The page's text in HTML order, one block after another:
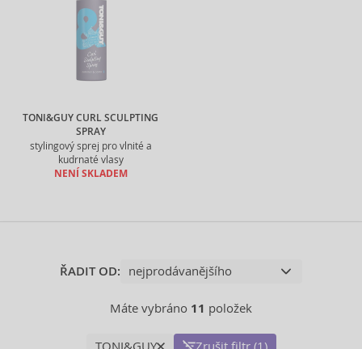
TONI&GUY CURL SCULPTING
SPRAY
stylingový sprej pro vlnité a
kudrnaté vlasy
NENÍ SKLADEM
ŘADIT OD:
Máte vybráno 11 položek